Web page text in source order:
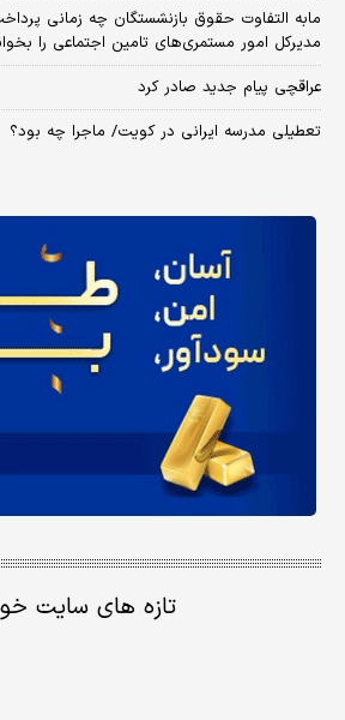
مابه التفاوت حقوق بازنشستگان چه زمانی
مدیرکل امور مستمری‌های تامین اجتماعی را
عراقچی پیام جدید صادر کرد
تعطیلی مدرسه ایرانی در کویت/ ماجرا چه بود؟
تازه های سایت